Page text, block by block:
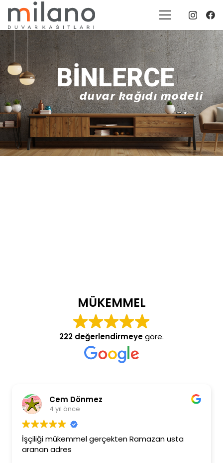
BINLERCE
duvar kağıdı modeli
MÜKEMMEL
222 değerlendirmeyegöre.
Cem Dönmez
4 yıl önce
İşçiliği mükemmel gerçekten Ramazan usta
aranan adres